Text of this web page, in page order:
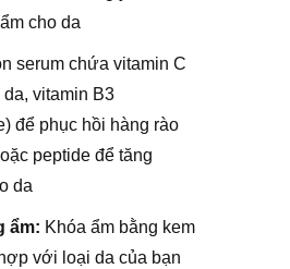
cho da
serum chứa vitamin C
vitamin B3
để phục hồi hàng rào
peptide để tăng
da
ẩm: Khóa ẩm bằng kem
với loại da của bạn